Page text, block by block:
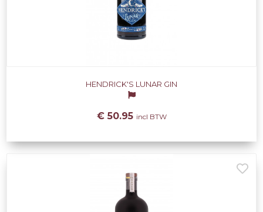
HENDRICK'S LUNAR GIN
€ 50.95 incl BTW